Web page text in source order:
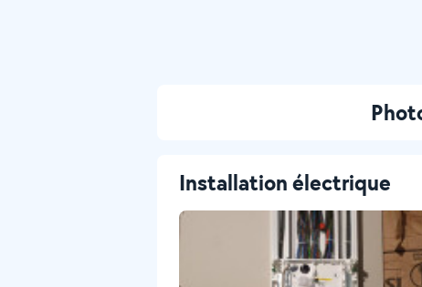
Installation électrique